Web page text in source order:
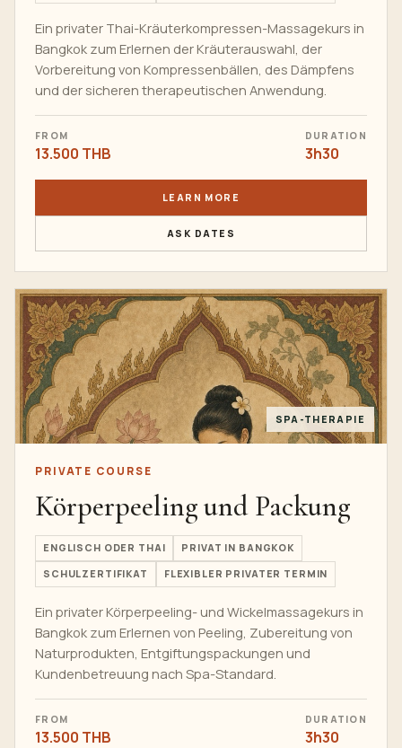
Ein privater Thai-Kräuterkompressen-Massagekurs in
Bangkok zum Erlernen der Kräuterauswahl, der
Vorbereitung von Kompressenbällen, des Dämpfens
und der sicheren therapeutischen Anwendung.
FROM
13.500 THB
DURATION
3h30
LEARN MORE
ASK DATES
SPA-THERAPIE
PRIVATE COURSE
Körperpeeling und Packung
ENGLISCH ODER THAI PRIVAT IN BANGKOK
SCHULZERTIFIKAT FLEXIBLER PRIVATER TERMIN
Ein privater Körperpeeling- und Wickelmassagekurs in
Bangkok zum Erlernen von Peeling, Zubereitung von
Naturprodukten, Entgiftungspackungen und
Kundenbetreuung nach Spa-Standard.
FROM
13.500 THB
DURATION
3h30